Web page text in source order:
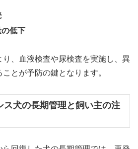
低下
り、血液検査や尿検査を実施し、異
とが予防の鍵となります。
ス犬の長期管理と飼い主の注